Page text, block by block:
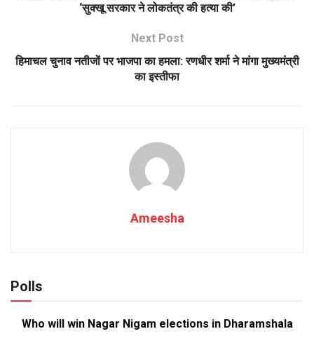
‘सुक्खू सरकार ने लोकतंत्र की हत्या की’
Next Post
हिमाचल चुनाव नतीजों पर भाजपा का हमला: रणधीर शर्मा ने मांगा मुख्यमंत्री
का इस्तीफा
Ameesha
Polls
Who will win Nagar Nigam elections in Dharamshala